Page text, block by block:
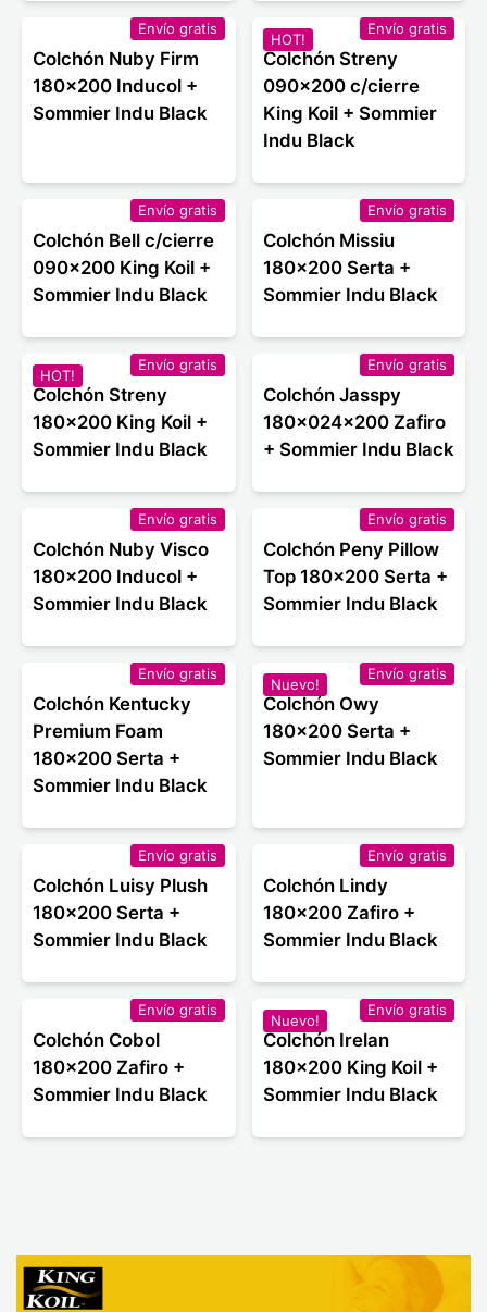
Envío gratis
Colchón Nuby Firm
180x200 Inducol +
Sommier Indu Black
HOT!
Envío gratis
Colchón Streny
090x200 c/cierre
King Koil + Sommier
Indu Black
Envío gratis
Colchón Bell c/cierre
090x200 King Koil +
Sommier Indu Black
Envío gratis
Colchón Missiu
180x200 Serta +
Sommier Indu Black
HOT!
Envío gratis
Colchón Streny
180x200 King Koil +
Sommier Indu Black
Envío gratis
Colchón Jasspy
180x024x200 Zafiro
+ Sommier Indu Black
Envío gratis
Colchón Nuby Visco
180x200 Inducol +
Sommier Indu Black
Envío gratis
Colchón Peny Pillow
Top 180x200 Serta +
Sommier Indu Black
Envío gratis
Colchón Kentucky
Premium Foam
180x200 Serta +
Sommier Indu Black
Nuevo!
Envío gratis
Colchón Owy
180x200 Serta +
Sommier Indu Black
Envío gratis
Colchón Luisy Plush
180x200 Serta +
Sommier Indu Black
Envío gratis
Colchón Lindy
180x200 Zafiro +
Sommier Indu Black
Envío gratis
Colchón Cobol
180x200 Zafiro +
Sommier Indu Black
Nuevo!
Envío gratis
Colchón Irelan
180x200 King Koil +
Sommier Indu Black